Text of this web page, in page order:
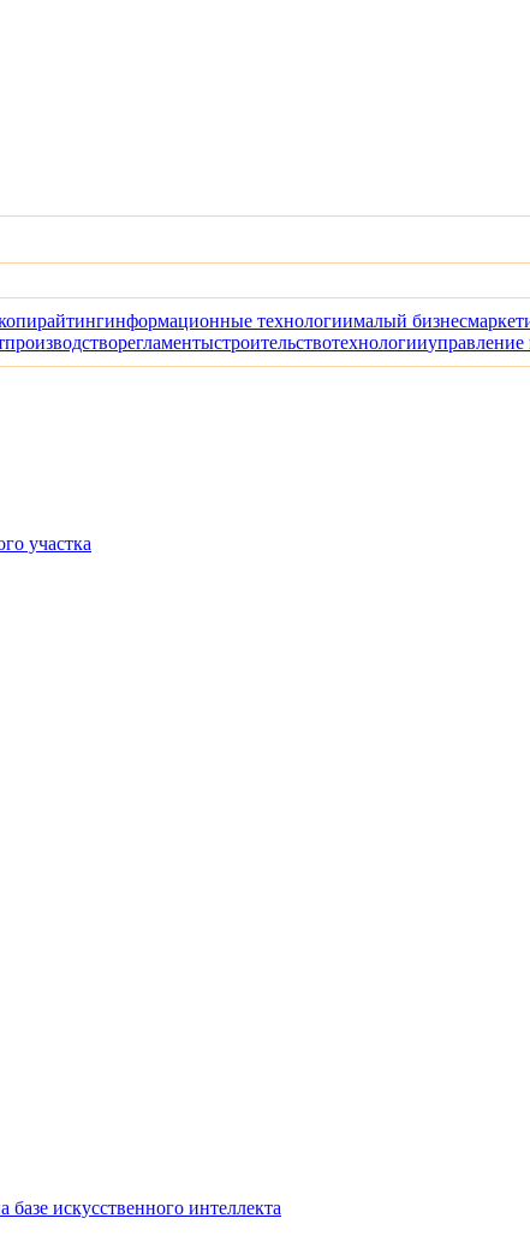
информационные технологиималый бизнес
производстворегламентыстроительствотехнологииуправление
участка
искусственного интеллекта